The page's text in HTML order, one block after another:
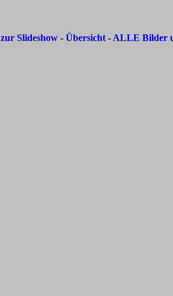
zur Slideshow- Übersicht - ALLE Bilder